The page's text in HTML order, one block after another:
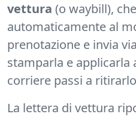
vettura (o waybill),
automaticamente al
prenotazione e invia
stamparla e applicarla
corriere passi a
La lettera di vettura